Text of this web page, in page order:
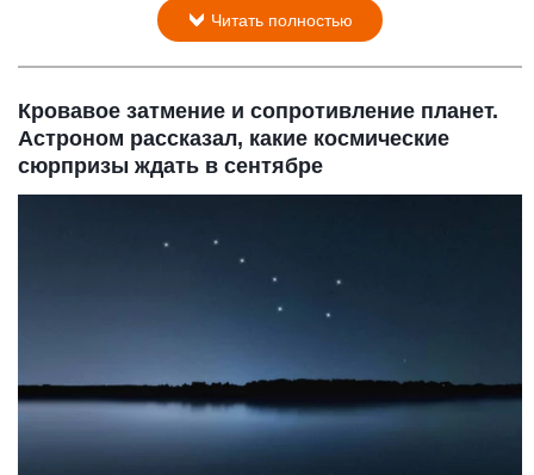
Читать полностью
Кровавое затмение и сопротивление планет.
Астроном рассказал, какие космические
сюрпризы ждать в сентябре